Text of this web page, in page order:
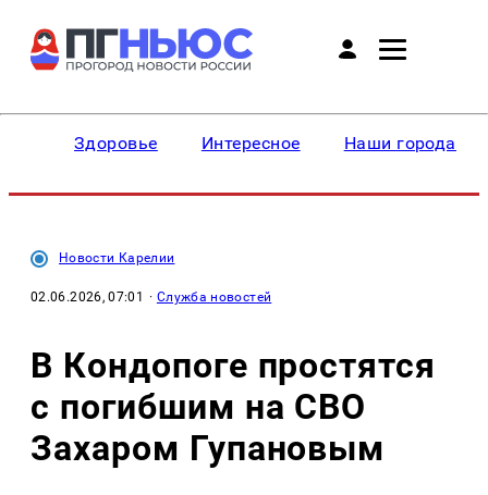
Здоровье Интересное Наши города
Новости Карелии
02.06.2026, 07:01 · Служба новостей
В Кондопоге простятся
с погибшим на СВО
Захаром Гупановым